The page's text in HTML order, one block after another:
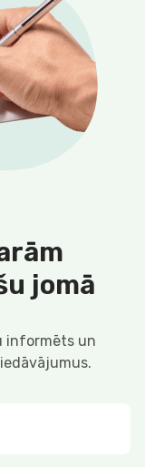
jomā
informēts un